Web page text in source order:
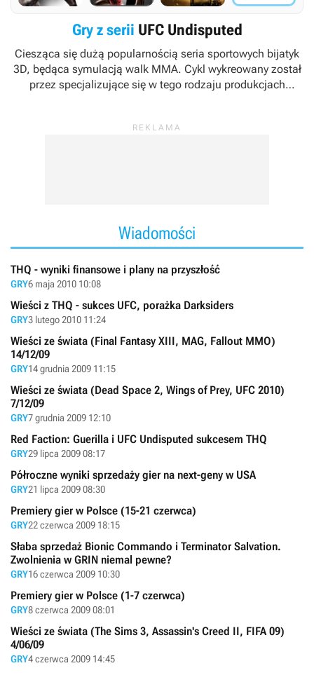
Gry z serii UFC Undisputed
Ciesząca się dużą popularnością seria sportowych bijatyk
3D, będąca symulacją walk MMA. Cykl wykreowany został
przez specjalizujące się w tego rodzaju produkcjach
(Ultimate Fighting Championship).
Wiadomości
THQ - wyniki finansowe i plany na przyszłość
GRY6 maja 2010 10:08
Wieści z THQ - sukces UFC, porażka Darksiders
GRY3 lutego 2010 11:24
Wieści ze świata (Final Fantasy XIII, MAG, Fallout MMO)
14/12/09
GRY14 grudnia 2009 11:15
Wieści ze świata (Dead Space 2, Wings of Prey, UFC 2010)
7/12/09
GRY7 grudnia 2009 12:10
Red Faction: Guerilla i UFC Undisputed sukcesem THQ
GRY29 lipca 2009 08:17
Półroczne wyniki sprzedaży gier na next-geny w USA
GRY21 lipca 2009 08:30
Premiery gier w Polsce (15-21 czerwca)
GRY22 czerwca 2009 18:15
Słaba sprzedaż Bionic Commando i Terminator Salvation.
Zwolnienia w GRIN niemal pewne?
GRY16 czerwca 2009 10:30
Premiery gier w Polsce (1-7 czerwca)
GRY8 czerwca 2009 08:01
Wieści ze świata (The Sims 3, Assassin's Creed II, FIFA 09)
4/06/09
GRY4 czerwca 2009 14:45